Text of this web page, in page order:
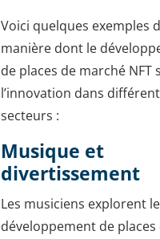
Voici quelques exemples
manière dont le
de places de marché NFT
l’innovation dans
secteurs :
Musique et
divertissement
Les musiciens explorent le
développement de places